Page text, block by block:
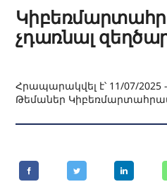
չդառնալ
Հրապարակվել է՝ 11/07/2025
Թեմաներ